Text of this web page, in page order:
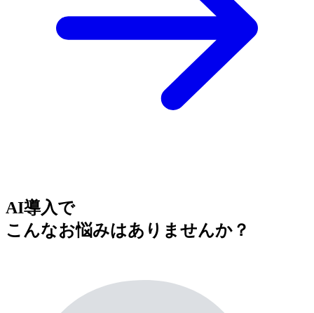
AI導入で
こんなお悩みはありませんか？